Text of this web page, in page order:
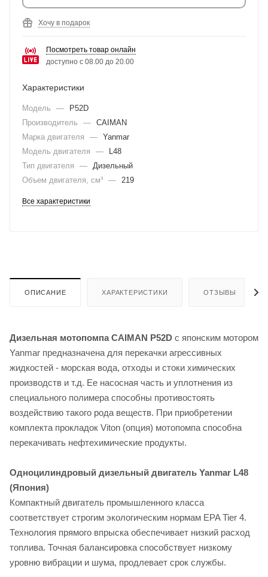
Хочу в подарок
Посмотреть товар онлайн
доступно с 08.00 до 20.00
Характеристики
Модель —
P52D
Производитель
— CAIMAN
Марка двигателя
— Yanmar
Модель двигателя
—
L48
Тип двигателя
—
Дизельный
Объем двигателя, см³ — 219
Все характеристики
ОПИСАНИЕ ХАРАКТЕРИСТИКИ ОТЗЫВЫ
Дизельная мотопомпа CAIMAN P52D с японским мотором
Yanmar предназначена для перекачки агрессивных
жидкостей - морская вода, отходы и стоки химических
производств и т.д. Ее насосная часть и уплотнения из
специального полимера способны противостоять
воздействию такого рода веществ. При приобретении
комплекта прокладок Viton (опция) мотопомпа способна
перекачивать нефтехимические продукты.
Одноцилиндровый дизельный двигатель Yanmar L48
(Япония)
Компактный двигатель промышленного класса
соответствует строгим экологическим нормам EPA Tier 4.
Технология прямого впрыска обеспечивает низкий расход
топлива. Точная балансировка способствует низкому
уровню вибрации и шума, продлевает срок службы.